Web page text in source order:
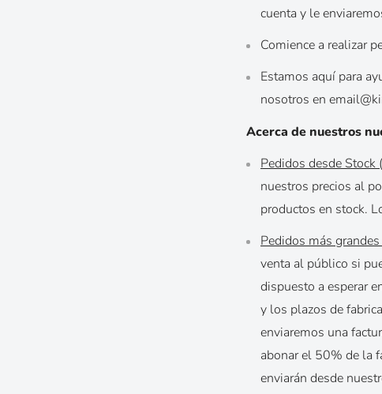
cuenta y le
Comience a realizar
Estamos aquí para
nosotros en
Acerca de nuestros
Pedidos desde Stock
nuestros precios al
productos en stock.
Pedidos más
venta al público si
dispuesto a esperar
y los plazos de
enviaremos una
abonar el 50% de la
enviarán desde